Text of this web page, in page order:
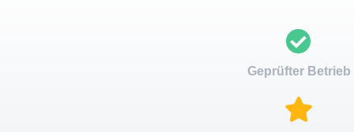
Geprüfter Betrieb